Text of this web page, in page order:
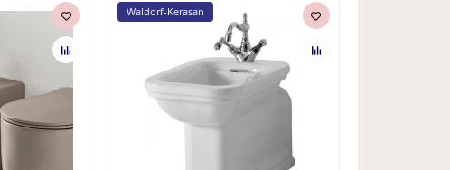
Waldorf-Kerasan